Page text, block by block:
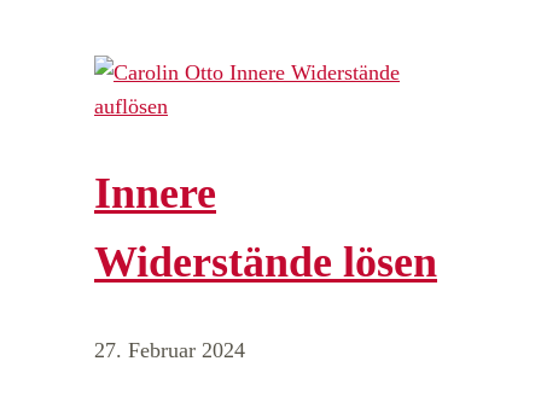
Innere
Widerstände lösen
27. Februar 2024